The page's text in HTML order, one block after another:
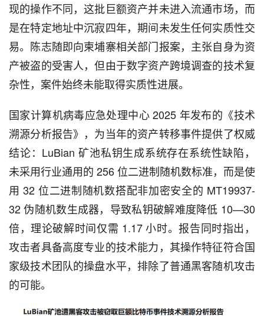
现的操作不同，这批巨额资产并未进入流通市场，而
是在特定地址中沉寂四年，期间未发生任何实质性交
易。陈志随即向柬埔寨相关部门报案，主张自身为资
产被盗的受害人，但由于数字资产跨境调查的技术复
杂性，案件始终未能取得实质性进展。
国家计算机病毒应急处理中心 2025 年发布的《技术
溯源分析报告》，为当年的资产转移事件提供了权威
结论：LuBian 矿池私钥生成系统存在系统性缺陷，
未采用行业通用的 256 位二进制随机数标准，而是使
用 32 位二进制随机数搭配非加密安全的 MT19937-
32 伪随机数生成器，导致私钥破解难度降低 10—30
倍，理论破解时间仅需 1.17 小时。报告同时指出，
攻击者具备高度专业的技术能力，其操作特征符合国
家级技术团队的操盘水平，排除了普通黑客随机攻击
的可能。